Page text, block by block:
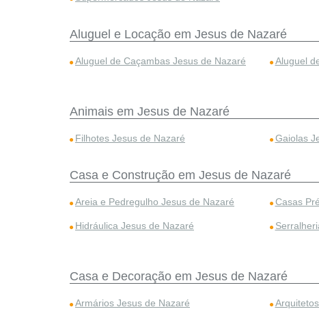
Aluguel e Locação em Jesus de Nazaré
Aluguel de Caçambas Jesus de Nazaré Aluguel
Animais em Jesus de Nazaré
Filhotes Jesus de Nazaré Gaiolas
Casa e Construção em Jesus de Nazaré
Areia e Pedregulho Jesus de Nazaré Casas
Hidráulica Jesus de Nazaré
Casa e Decoração em Jesus de Nazaré
Armários Jesus de Nazaré